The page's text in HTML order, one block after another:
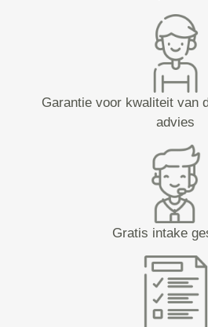
Garantie voor kwaliteit van
advies
Gratis intake